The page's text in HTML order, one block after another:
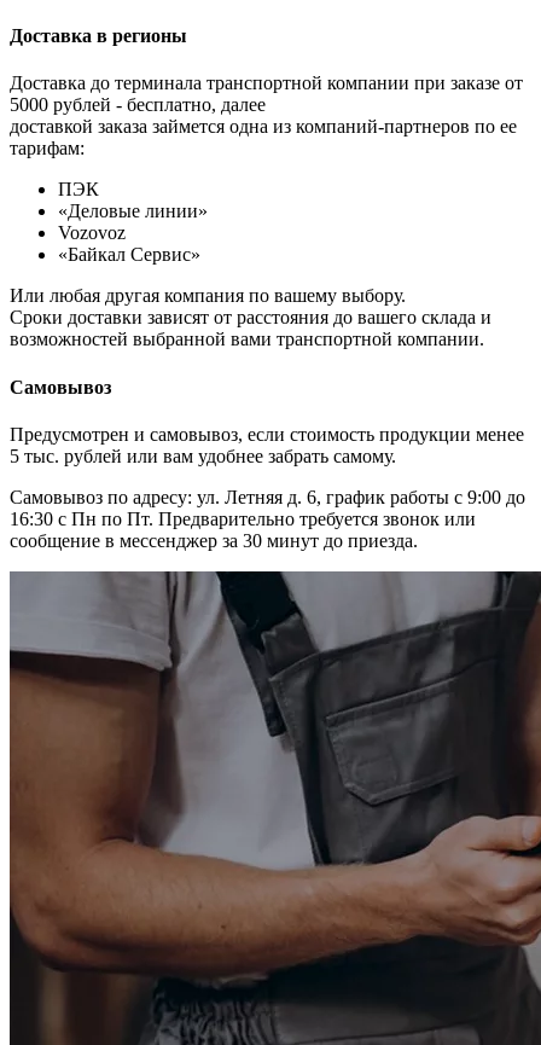
Доставка в регионы
Доставка до терминала транспортной компании при заказе от
5000 рублей - бесплатно, далее
доставкой заказа займется одна из компаний-партнеров по ее
тарифам:
ПЭК
«Деловые линии»
Vozovoz
«Байкал Сервис»
Или любая другая компания по вашему выбору.
Сроки доставки зависят от расстояния до вашего склада и
возможностей выбранной вами транспортной компании.
Самовывоз
Предусмотрен и самовывоз, если стоимость продукции менее
5 тыс. рублей или вам удобнее забрать самому.
Самовывоз по адресу: ул. Летняя д. 6, график работы с 9:00 до
16:30 с Пн по Пт. Предварительно требуется звонок или
сообщение в мессенджер за 30 минут до приезда.